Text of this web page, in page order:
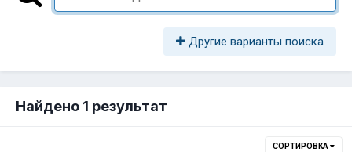
Другие варианты поиска
Найдено 1 результат
СОРТИРОВКА